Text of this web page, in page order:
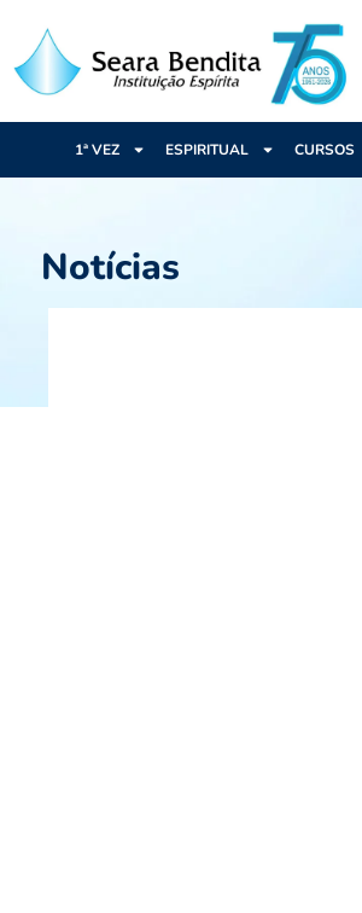
1ª VEZ ESPIRITUAL CURSOS
Notícias